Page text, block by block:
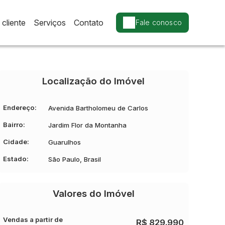
Fale conosco
Contato
Serviços
Localização do Imóvel
Endereço: Avenida Bartholomeu de Carlos
Bairro: Jardim Flor da Montanha
Cidade: Guarulhos
Estado: São Paulo, Brasil
Valores do Imóvel
R$ 829.990
Vendas a partir de